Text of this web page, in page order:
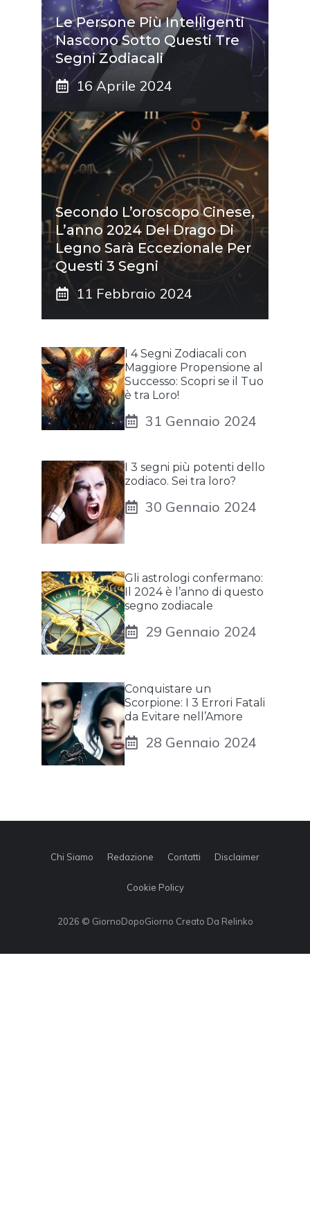
Le Persone Più Intelligenti
Nascono Sotto Questi Tre
Segni Zodiacali
16 Aprile 2024
Secondo L’oroscopo Cinese,
L’anno 2024 Del Drago Di
Legno Sarà Eccezionale Per
Questi 3 Segni
11 Febbraio 2024
I 4 Segni Zodiacali con
Maggiore Propensione al
Successo: Scopri se il Tuo
è tra Loro!
31 Gennaio 2024
I 3 segni più potenti dello
zodiaco. Sei tra loro?
30 Gennaio 2024
Gli astrologi confermano:
Il 2024 è l’anno di questo
segno zodiacale
29 Gennaio 2024
Conquistare un
Scorpione: I 3 Errori Fatali
da Evitare nell’Amore
28 Gennaio 2024
Chi Siamo Redazione Contatti Disclaimer
Cookie Policy
2026 © GiornoDopoGiorno Creato Da Relinko